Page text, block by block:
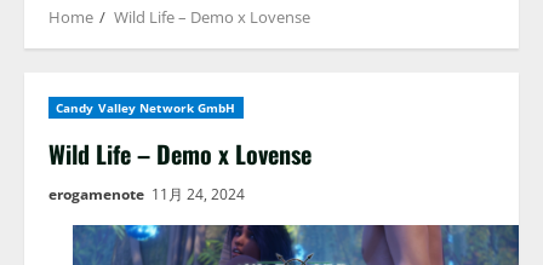
Home Wild Life – Demo x Lovense
Candy Valley Network GmbH
Wild Life – Demo x Lovense
erogamenote 11月 24, 2024